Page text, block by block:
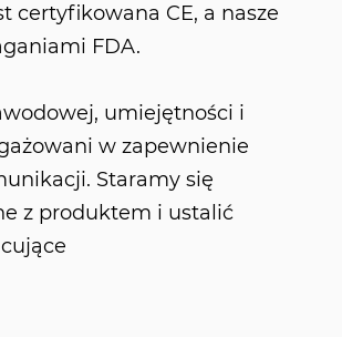
certyfikowana CE, a nasze
FDA.
umiejętności i
w zapewnienie
Staramy się
z produktem i ustalić